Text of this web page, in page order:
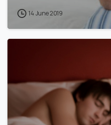
14 June 2019